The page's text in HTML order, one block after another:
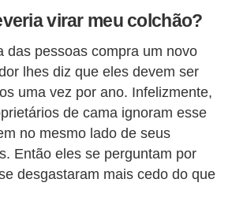
virar meu colchão?
das pessoas compra um novo
lhes diz que eles devem ser
uma vez por ano. Infelizmente,
de cama ignoram esse
no mesmo lado de seus
Então eles se perguntam por
desgastaram mais cedo do que